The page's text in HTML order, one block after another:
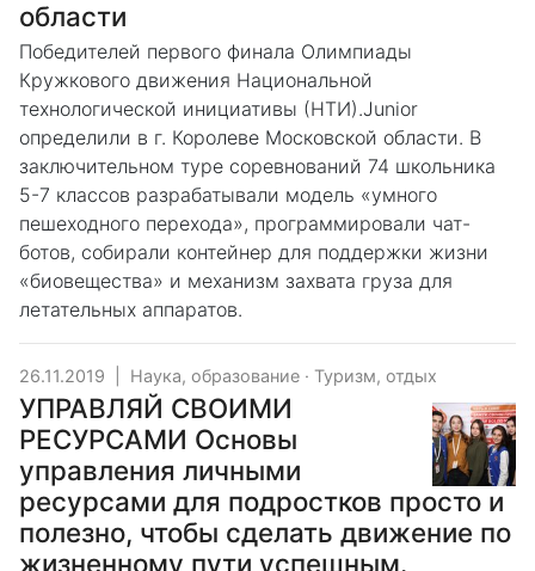
области
Победителей первого финала Олимпиады
Кружкового движения Национальной
технологической инициативы (НТИ).Junior
определили в г. Королеве Московской области. В
заключительном туре соревнований 74 школьника
5-7 классов разрабатывали модель «умного
пешеходного перехода», программировали чат-
ботов, собирали контейнер для поддержки жизни
«биовещества» и механизм захвата груза для
летательных аппаратов.
26.11.2019 Наука, образование · Туризм, отдых
УПРАВЛЯЙ СВОИМИ
РЕСУРСАМИ Основы
управления личными
ресурсами для подростков просто и
полезно, чтобы сделать движение по
жизненному пути успешным.